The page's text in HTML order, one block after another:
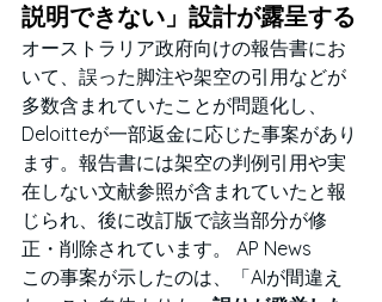
説明できない」設計が露呈する
オーストラリア政府向けの報告書にお
いて、誤った脚注や架空の引用などが
多数含まれていたことが問題化し、
Deloitteが一部返金に応じた事案があり
ます。報告書には架空の判例引用や実
在しない文献参照が含まれていたと報
じられ、後に改訂版で該当部分が修
正・削除されています。 AP News
この事案が示したのは、「AIが間違え